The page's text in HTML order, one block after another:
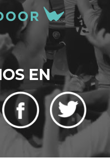
EN